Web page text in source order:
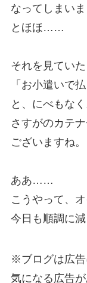
なってしまいま
とほほ……
それを見てい
「お小遣いで
と、にべもなく
さすがのカテ
ございますね。
ああ……
こうやって、
今日も順調に
※ブログは広告
気になる広告